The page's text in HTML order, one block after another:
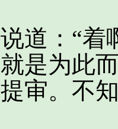
：“着
是为此
审。不